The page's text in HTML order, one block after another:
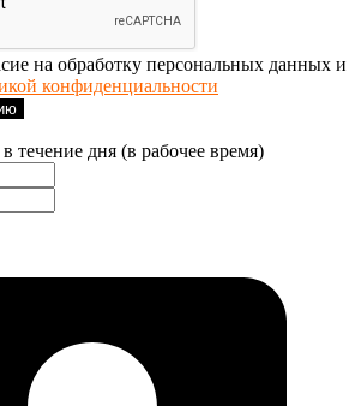
на обработку персональных данных и
конфиденциальности
течение дня (в рабочее время)